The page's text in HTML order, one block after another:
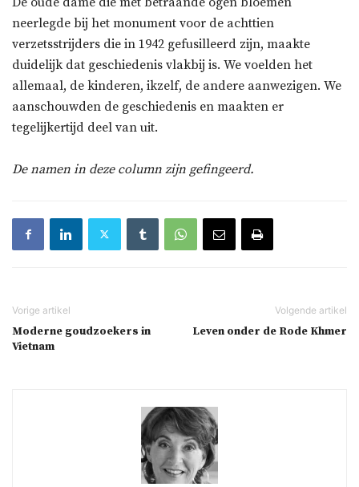
neerlegde bij het monument voor de achttien
verzetsstrijders die in 1942 gefusilleerd zijn, maakte
duidelijk dat geschiedenis vlakbij is. We voelden het
allemaal, de kinderen, ikzelf, de andere aanwezigen. We
aanschouwden de geschiedenis en maakten er
tegelijkertijd deel van uit.
De namen in deze column zijn gefingeerd.
Moderne goudzoekers in
Vietnam
Leven onder de Rode Khmer